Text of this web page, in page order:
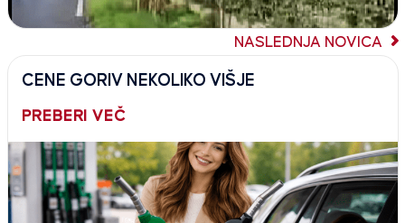
NASLEDNJA NOVICA
CENE GORIV NEKOLIKO VIŠJE
PREBERI VEČ